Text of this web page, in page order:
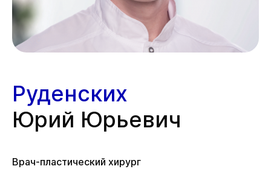
Руденских
Юрий Юрьевич
Врач-пластический хирург